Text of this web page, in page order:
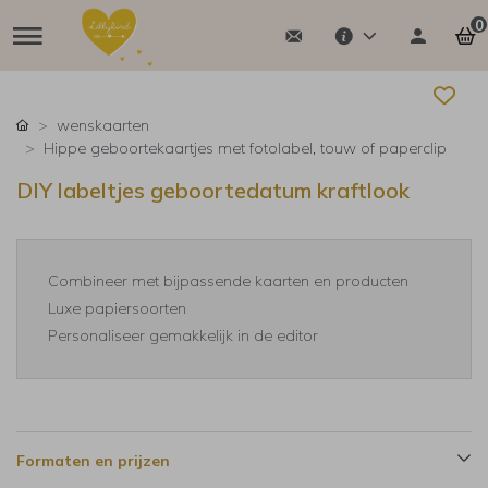
0
wenskaarten
Hippe geboortekaartjes met fotolabel, touw of paperclip
DIY labeltjes geboortedatum kraftlook
Combineer met bijpassende kaarten en producten
Luxe papiersoorten
Personaliseer gemakkelijk in de editor
Formaten en prijzen